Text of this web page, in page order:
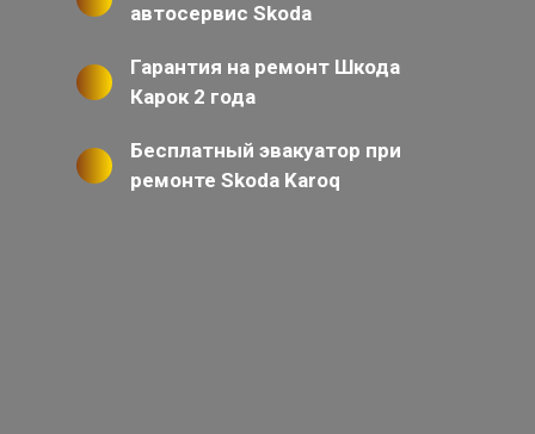
автосервис Skoda
Гарантия на ремонт Шкода
Карок 2 года
Бесплатный эвакуатор при
ремонте Skoda Karoq